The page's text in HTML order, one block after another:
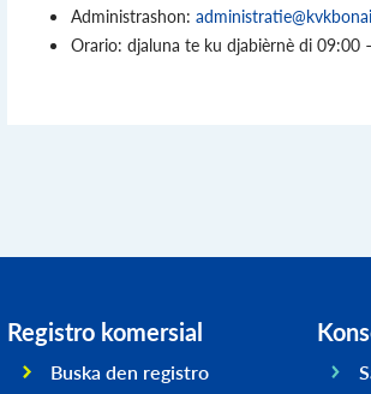
Administrashon:
Orario: djaluna te ku djabièrnè di 09:00
Registro komersial
Buska den registro